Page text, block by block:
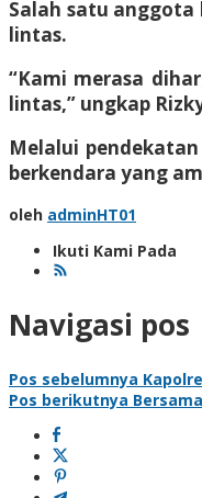
Salah satu
lintas.
“Kami merasa
lintas,” ungkap
Melalui
berkendara yang
oleh adminHT01
Ikuti Kami Pada
Navigasi pos
Pos sebelumnya
Pos berikutnya